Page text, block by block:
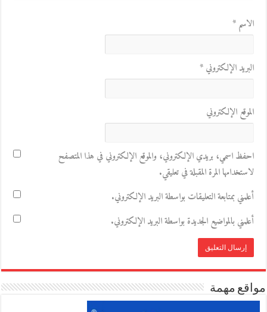
الاسم*
البريد الإلكتروني*
الموقع الإلكتروني
احفظ اسمي، بريدي الإلكتروني، والموقع الإلكتروني في هذا المتصفح
لاستخدامها المرة المقبلة في تعليقي.
أعلمني بمتابعة التعليقات بواسطة البريد الإلكتروني.
أعلمني بالمواضيع الجديدة بواسطة البريد الإلكتروني.
مواقع مهمة